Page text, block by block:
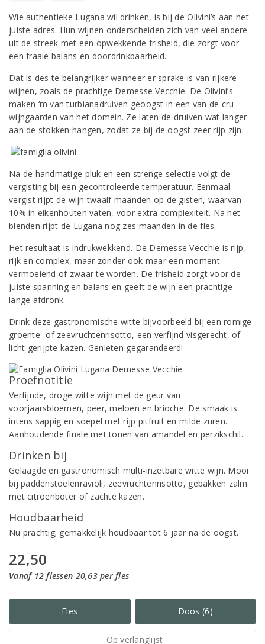
Wie authentieke Lugana wil drinken, is bij de Olivini’s aan het
juiste adres. Hun wijnen onderscheiden zich van veel andere
uit de streek met een opwekkende frisheid, die zorgt voor
een fraaie balans en doordrinkbaarheid.
Dat is des te belangrijker wanneer er sprake is van rijkere
wijnen, zoals de prachtige Demesse Vecchie. De Olivini’s
maken ‘m van turbianadruiven geoogst in een van de cru-
wijngaarden van het domein. Ze laten de druiven wat langer
aan de stokken hangen, zodat ze bij de oogst zeer rijp zijn.
Na de handmatige pluk en een strenge selectie volgt de
vergisting bij een gecontroleerde temperatuur. Eenmaal
vergist rijpt de wijn twaalf maanden op de gisten, waarvan
10% in eikenhouten vaten, voor extra complexiteit. Na het
blenden rijpt de Lugana nog zes maanden in de fles.
Het resultaat is indrukwekkend. De Demesse Vecchie is rijp,
rijk en complex, maar zonder ook maar een moment
vermoeiend of zwaar te worden. De frisheid zorgt voor de
juiste spanning en balans en geeft de wijn een prachtige
lange afdronk.
Drink deze gastronomische witte bijvoorbeeld bij een romige
groente- of zeevruchtenrisotto, een verfijnd visgerecht, of
licht gerijpte kazen. Genieten gegarandeerd!
Proefnotitie
Verfijnde, droge witte wijn met de geur van
voorjaarsbloemen, peer, meloen en brioche. De smaak is
intens sappig en soepel met rijp pitfruit en milde zuren.
Aanhoudende finale met tonen van amandel en perzikschil.
Drinken bij
Gelaagde en gastronomisch multi-inzetbare witte wijn. Mooi
bij paddenstoelenravioli, zeevruchtenrisotto, gebakken zalm
met citroenboter of zachte kazen.
Houdbaarheid
Nu prachtig; gemakkelijk houdbaar tot 6 jaar na de oogst.
22,50
Vanaf 12 flessen 20,63 per fles
Fles Doos (6)
Op verlanglijst